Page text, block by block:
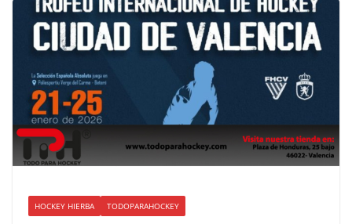
HOCKEY HIERBA TODOPARAHOCKEY